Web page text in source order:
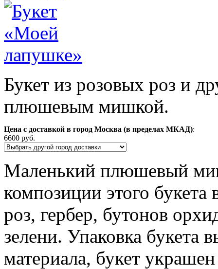
Букет из розовых роз и
плюшевым мишкой.
Цена с доставкой в город Москва (в пределах МКАД):
6600 руб.
Маленький плюшевый
композиции этого
роз, гербер, бутонов
зелени. Упаковка букета
материала, букет